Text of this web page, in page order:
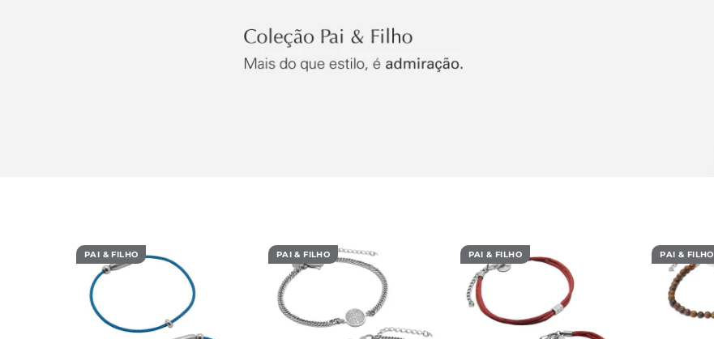
PAI & FILHO PAI & FILHO PAI & FILHO PAI & FILHO